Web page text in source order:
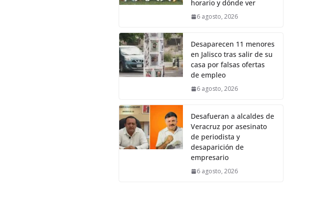
horario y dónde ver
6 agosto, 2026
Desaparecen 11 menores
en Jalisco tras salir de su
casa por falsas ofertas
de empleo
6 agosto, 2026
Desafueran a alcaldes de
Veracruz por asesinato
de periodista y
desaparición de
empresario
6 agosto, 2026